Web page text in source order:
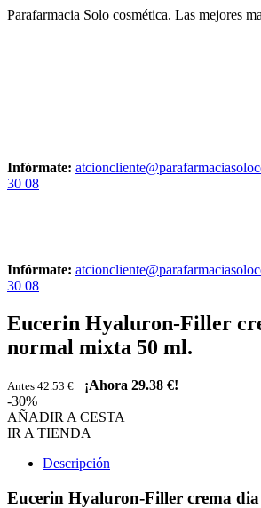
Parafarmacia Solo cosmética. Las mejores
Infórmate:
30 08
Infórmate:
30 08
Eucerin Hyaluron-Filler
normal mixta 50 ml.
Antes 42.53 € ¡Ahora 29.38 €!
-30%
AÑADIR A CESTA
IR A TIENDA
Descripción
Eucerin Hyaluron-Filler crema